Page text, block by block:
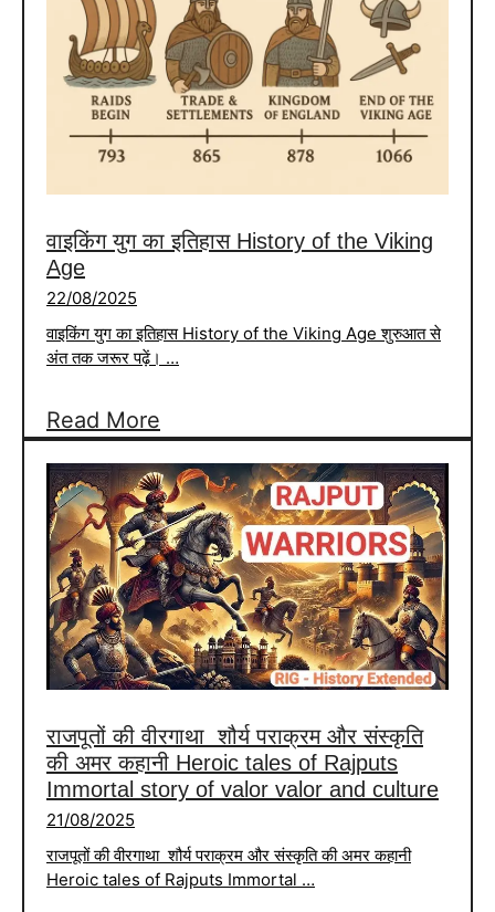
Cryptocurrency
वाइकिंग युग का इतिहास History of the Viking
Age
22/08/2025
वाइकिंग युग का इतिहास History of the Viking Age शुरुआत से
अंत तक जरूर पढ़ें। …
Read More
युग
का
इतिहास
History
of
the
Viking
राजपूतों की वीरगाथा शौर्य पराक्रम और संस्कृति
की अमर कहानी Heroic tales of Rajputs
Immortal story of valor valor and culture
21/08/2025
राजपूतों की वीरगाथा शौर्य पराक्रम और संस्कृति की अमर कहानी
Heroic tales of Rajputs Immortal …